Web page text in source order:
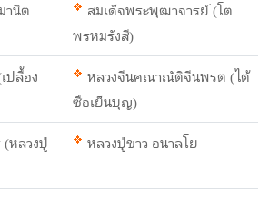
านิต
สมเด็จพระพุฒาจารย์ (โต
พรหมรังสี)
ปลื้อง
หลวงจีนคณาณัติจีนพรต (ไต้
ซือเย็นบุญ)
หลวงปู่
หลวงปู่ขาว อนาลโย